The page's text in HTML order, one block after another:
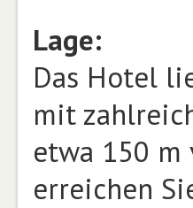
Lage:
Das Hotel
mit
etwa 150 m
erreichen